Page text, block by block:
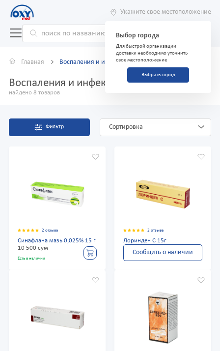
Укажите свое местоположение
Выбор города
Для быстрой организации
доставки необходимо уточнить
свое местоположение
Выбрать город
Главная Воспаления и инфекции
Воспаления и инфекции
найдено 8 товаров
Фильтр Сортировка
2 отзыва
Синафлана мазь 0,025% 15 г
10 500 сум
Есть в наличии
2 отзыва
Лоринден С 15г
Сообщить о наличии